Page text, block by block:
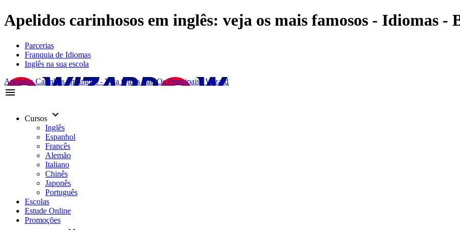
Apelidos carinhosos em inglês: veja os mais famosos - Idiomas -
Parcerias
Franquia de Idiomas
Inglês na sua escola
Apelidos Carinhos em Inglês - Veja Quais São Os Principais | Wizard
menu
Cursos keyboard_arrow_down
Inglês
Espanhol
Francês
Alemão
Italiano
Chinês
Japonês
Português
Escolas
Estude Online
Promoções